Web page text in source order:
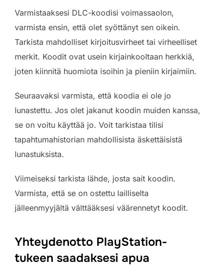
Varmistaaksesi DLC-koodisi voimassaolon,
varmista ensin, että olet syöttänyt sen oikein.
Tarkista mahdolliset kirjoitusvirheet tai virheelliset
merkit. Koodit ovat usein kirjainkooltaan herkkiä,
joten kiinnitä huomiota isoihin ja pieniin kirjaimiin.
Seuraavaksi varmista, että koodia ei ole jo
lunastettu. Jos olet jakanut koodin muiden kanssa,
se on voitu käyttää jo. Voit tarkistaa tilisi
tapahtumahistorian mahdollisista äskettäisistä
lunastuksista.
Viimeiseksi tarkista lähde, josta sait koodin.
Varmista, että se on ostettu lailliselta
jälleenmyyjältä välttääksesi väärennetyt koodit.
Yhteydenotto PlayStation-
tukeen saadaksesi apua